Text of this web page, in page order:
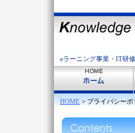
eラーニング事業・IT研
HOME > プライバシーポ